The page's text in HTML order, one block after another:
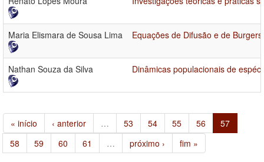
Maria Elismara de Sousa Lima Equações de Difusão e de
Nathan Souza da Silva Dinâmicas populacionais de
« início ‹ anterior … 53 54 55 56
57
58
59 60 61 … próximo › fim »